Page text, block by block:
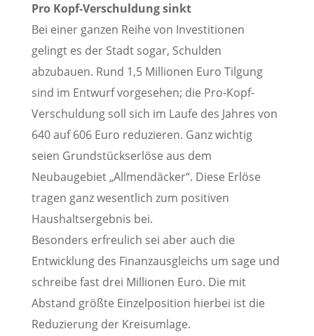
Pro Kopf-Verschuldung sinkt
Bei einer ganzen Reihe von Investitionen
gelingt es der Stadt sogar, Schulden
abzubauen. Rund 1,5 Millionen Euro Tilgung
sind im Entwurf vorgesehen; die Pro-Kopf-
Verschuldung soll sich im Laufe des Jahres von
640 auf 606 Euro reduzieren. Ganz wichtig
seien Grundstückserlöse aus dem
Neubaugebiet „Allmendäcker“. Diese Erlöse
tragen ganz wesentlich zum positiven
Haushaltsergebnis bei.
Besonders erfreulich sei aber auch die
Entwicklung des Finanzausgleichs um sage und
schreibe fast drei Millionen Euro. Die mit
Abstand größte Einzelposition hierbei ist die
Reduzierung der Kreisumlage.